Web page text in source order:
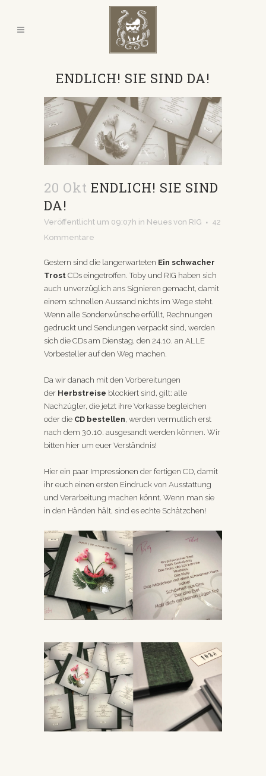
ENDLICH! SIE SIND DA!
20 Okt ENDLICH! SIE SIND
DA!
Veröffentlicht um 09:07h in Neues von RIG
42
Kommentare
Gestern sind die langerwarteten Ein schwacher
Trost CDs eingetroffen. Toby und RIG haben sich
auch unverzüglich ans Signieren gemacht, damit
einem schnellen Aussand nichts im Wege steht.
Wenn alle Sonderwünsche erfüllt, Rechnungen
gedruckt und Sendungen verpackt sind, werden
sich die CDs am Dienstag, den 24.10. an ALLE
Vorbesteller auf den Weg machen.
Da wir danach mit den Vorbereitungen
der Herbstreise blockiert sind, gilt: alle
Nachzügler, die jetzt ihre Vorkasse begleichen
oder die CD bestellen, werden vermutlich erst
nach dem 30.10. ausgesandt werden können. Wir
bitten hier um euer Verständnis!
Hier ein paar Impressionen der fertigen CD, damit
ihr euch einen ersten Eindruck von Ausstattung
und Verarbeitung machen könnt. Wenn man sie
in den Händen hält, sind es echte Schätzchen!